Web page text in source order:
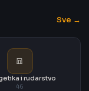
Sve →
i rudarstvo
46